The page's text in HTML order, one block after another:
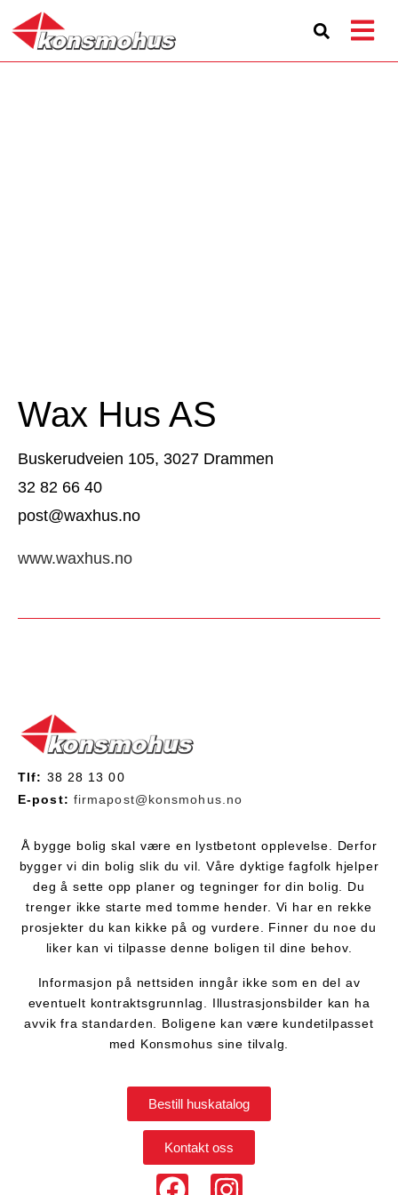
Wax Hus AS
Buskerudveien 105, 3027 Drammen
32 82 66 40
post@waxhus.no
www.waxhus.no
Tlf: 38 28 13 00
E-post: firmapost@konsmohus.no
Å bygge bolig skal være en lystbetont opplevelse. Derfor
bygger vi din bolig slik du vil. Våre dyktige fagfolk hjelper
deg å sette opp planer og tegninger for din bolig. Du
trenger ikke starte med tomme hender. Vi har en rekke
prosjekter du kan kikke på og vurdere. Finner du noe du
liker kan vi tilpasse denne boligen til dine behov.
Informasjon på nettsiden inngår ikke som en del av
eventuelt kontraktsgrunnlag. Illustrasjonsbilder kan ha
avvik fra standarden. Boligene kan være kundetilpasset
med Konsmohus sine tilvalg.
Bestill huskatalog
Kontakt oss